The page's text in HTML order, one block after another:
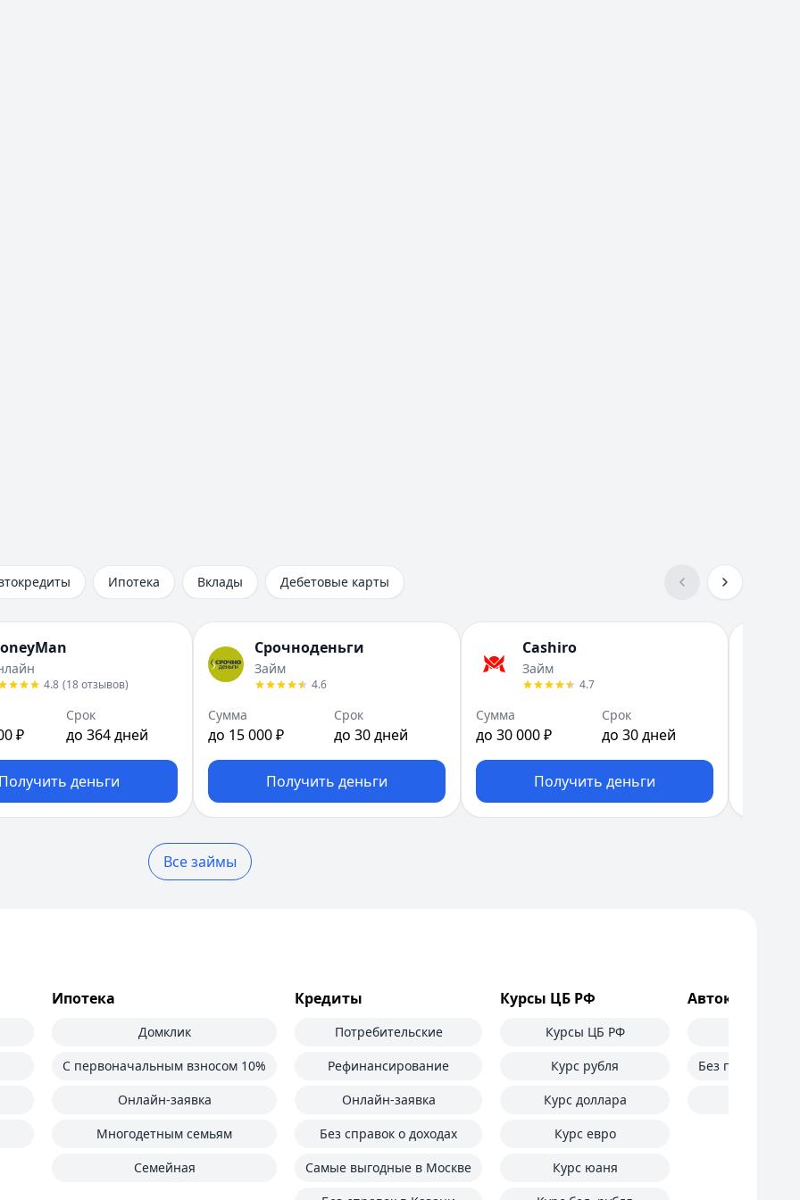
Ипотека Вклады Дебетовые карты
4.8 (18отзывов)
₽
Срок
до 364 дней
Получить деньги
Срочноденьги
Займ
4.6
Сумма
до 15 000 ₽
Срок
до 30 дней
Получить деньги
Cashiro
Займ
4.7
Сумма
до 30 000 ₽
Срок
до 30 дней
Получить деньги
Все займы
Ипотека
Домклик
С первоначальным взносом 10%
Онлайн-заявка
Многодетным семьям
Семейная
Кредиты
Потребительские
Рефинансирование
Онлайн-заявка
Без справок о доходах
Самые выгодные в Москве
Курсы ЦБ РФ
Курсы ЦБ РФ
Курс рубля
Курс доллара
Курс евро
Курс юаня
Автокредиты
Без